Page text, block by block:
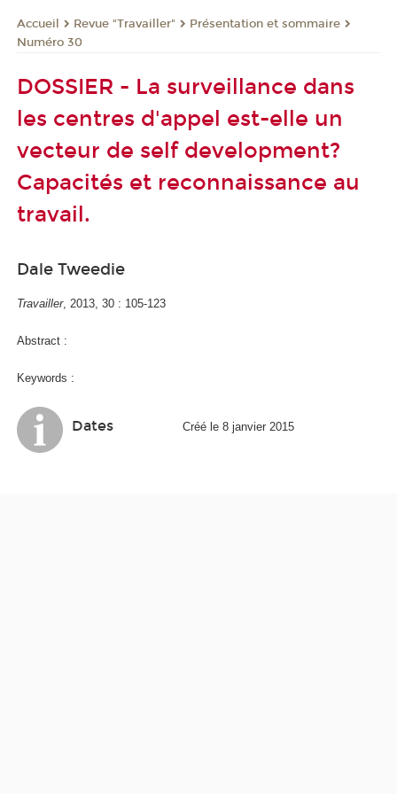
Accueil Revue "Travailler"
Présentation et sommaire
Numéro 30
DOSSIER - La surveillance dans
les centres d'appel est-elle un
vecteur de self development?
Capacités et reconnaissance au
travail.
Dale Tweedie
Travailler, 2013, 30 : 105-123
Abstract :
Keywords :
Dates Créé le 8 janvier 2015